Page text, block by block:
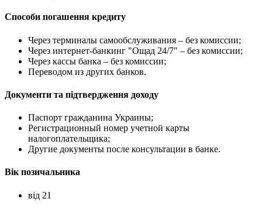
Способи погашення кредиту
Через терминалы самообслуживания – без комиссии;
Через интернет-банкинг "Ощад 24/7" – без комиссии;
Через кассы банка – без комиссии;
Переводом из других банков.
Документи та підтвердження доходу
Паспорт гражданина Украины;
Регистрационный номер учетной карты
налогоплательщика;
Другие документы после консультации в банке.
Вік позичальника
від 21